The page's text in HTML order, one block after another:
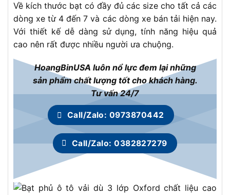
Về kích thước bạt có đầy đủ các size cho tất cả các
dòng xe từ 4 đến 7 và các dòng xe bán tải hiện nay.
Với thiết kế dễ dàng sử dụng, tính năng hiệu quả
cao nên rất được nhiều người ưa chuộng.
HoangBinUSA luôn nổ lực đem lại những
sản phẩm chất lượng tốt cho khách hàng.
Tư vấn 24/7
Call/Zalo: 0973870442
Call/Zalo: 0382827279